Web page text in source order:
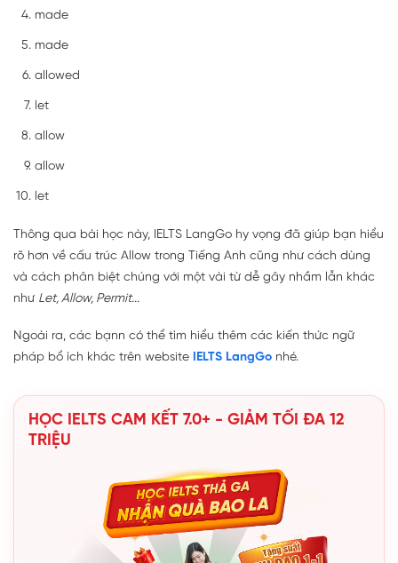
made
made
allowed
let
allow
allow
let
Thông qua bài học này, IELTS LangGo hy vọng đã giúp bạn hiểu
rõ hơn về cấu trúc Allow trong Tiếng Anh cũng như cách dùng
và cách phân biệt chúng với một vài từ dễ gây nhầm lẫn khác
như Let, Allow, Permit...
Ngoài ra, các bạnn có thể tìm hiểu thêm các kiến thức ngữ
pháp bổ ích khác trên website IELTS LangGo nhé.
HỌC IELTS CAM KẾT 7.0+ - GIẢM TỐI ĐA 12
TRIỆU